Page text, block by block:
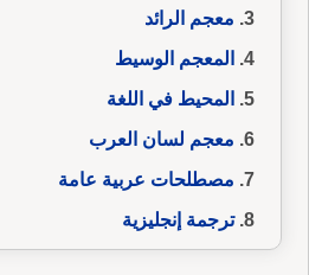
معجم الرائد
المعجم الوسيط
المحيط في اللغة
معجم لسان العرب
مصطلحات عربية عامة
ترجمة إنجليزية